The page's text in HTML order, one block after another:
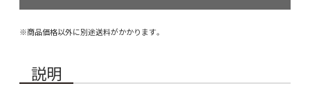
※商品価格以外に別途送料がかかります。
説明